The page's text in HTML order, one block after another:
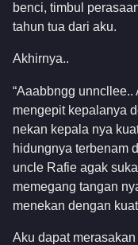
benci, timbul
tahun tua dari aku.
Akhirnya..
“Aaabbngg unncllee..
mengepit kepalanya
nekan kepala nya
hidungnya terbenam
uncle Rafie agak
memegang tangan
menekan dengan
Aku dapat